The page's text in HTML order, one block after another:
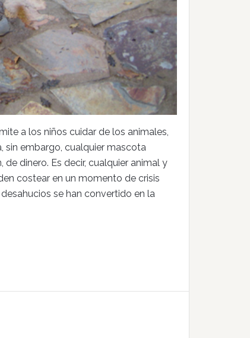
a los niños cuidar de los animales,
sin embargo, cualquier mascota
dinero. Es decir, cualquier animal y
costear en un momento de crisis
se han convertido en la